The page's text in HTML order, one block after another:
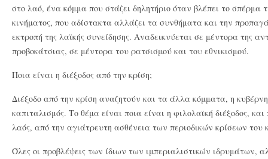
στο λαό, ένα κόμμα που στάζει δηλητήριο όταν βλέπει το σπέρμα
κινήματος, που αδίστακτα αλλάζει τα συνθήματα και την
εκτροπή της λαϊκής συνείδησης. Αναδεικνύεται σε μέντορα της
προβοκάτσιας, σε μέντορα του ρατσισμού και του εθνικισμού.
Ποια είναι η διέξοδος από την κρίση;
Διέξοδο από την κρίση αναζητούν και τα άλλα κόμματα, η
καπιταλισμός. Το θέμα είναι ποια είναι η φιλολαϊκή διέξοδος,
λαός, από την αγιάτρευτη ασθένεια των περιοδικών κρίσεων του
Όλες οι προβλέψεις των ίδιων των ιμπεριαλιστικών ιδρυμάτων,